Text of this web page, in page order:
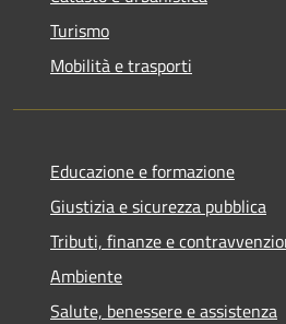
Turismo
Mobilità e trasporti
Educazione e formazione
Giustizia e sicurezza pubblica
Tributi, finanze e
Ambiente
Salute, benessere e assistenza